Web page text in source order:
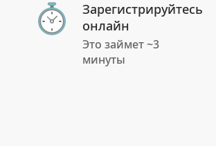
Зарегистрируйтесь
онлайн
Это займет ~3
минуты